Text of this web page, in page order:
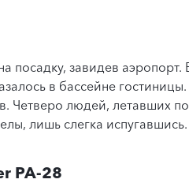
посадку, завидев
в бассейне
Четверо людей, летавших
лишь слегка испугавшись.
PA-28